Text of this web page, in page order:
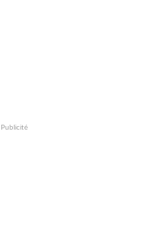
Publicité